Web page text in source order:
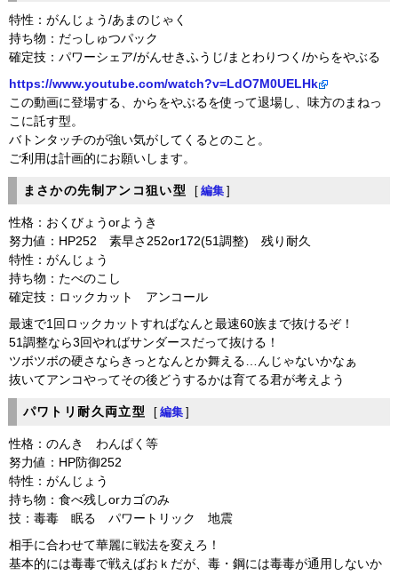
特性：がんじょう/あまのじゃく
持ち物：だっしゅつパック
確定技：パワーシェア/がんせきふうじ/まとわりつく/からをやぶる
https://www.youtube.com/watch?v=LdO7M0UELHk
この動画に登場する、からをやぶるを使って退場し、味方のまねっ
こに託す型。
バトンタッチのが強い気がしてくるとのこと。
ご利用は計画的にお願いします。
まさかの先制アンコ狙い型 [ 編集 ]
性格：おくびょうorようき
努力値：HP252 素早さ252or172(51調整) 残り耐久
特性：がんじょう
持ち物：たべのこし
確定技：ロックカット アンコール
最速で1回ロックカットすればなんと最速60族まで抜けるぞ！
51調整なら3回やればサンダースだって抜ける！
ツボツボの硬さならきっとなんとか舞える…んじゃないかなぁ
抜いてアンコやってその後どうするかは育てる君が考えよう
パワトリ耐久両立型 [ 編集 ]
性格：のんき わんぱく等
努力値：HP防御252
特性：がんじょう
持ち物：食べ残しorカゴのみ
技：毒毒 眠る パワートリック 地震
相手に合わせて華麗に戦法を変えろ！
基本的には毒毒で戦えばおｋだが、毒・鋼には毒毒が通用しないか